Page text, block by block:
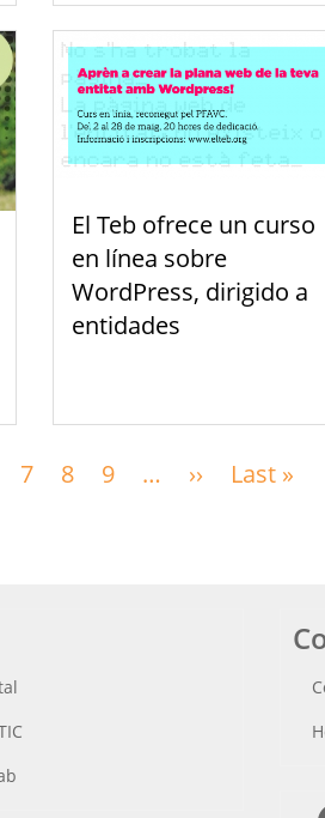
El Teb ofrece un curso
en línea sobre
WordPress, dirigido a
entidades
7 8 9 … ›› Siguiente
Last »